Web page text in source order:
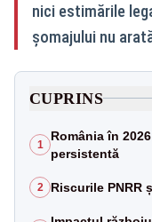
nici estimările
șomajului nu
CUPRINS
1
România în
persistentă
2 Riscurile PNRR